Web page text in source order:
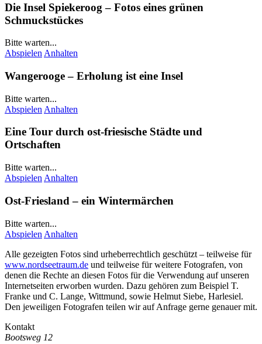
Die Insel Spiekeroog – Fotos eines grünen
Schmuckstückes
Bitte warten...
Abspielen Anhalten
Wangerooge– Erholung ist eine Insel
Bitte warten...
Abspielen Anhalten
Eine Tour durch ost-friesische Städte und
Ortschaften
Bitte warten...
Abspielen Anhalten
Ost-Friesland – ein Wintermärchen
Bitte warten...
Abspielen Anhalten
Alle gezeigten Fotos sind urheberrechtlich geschützt – teilweise für
www.nordseetraum.de und teilweise für weitere Fotografen, von
denen die Rechte an diesen Fotos für die Verwendung auf unseren
Internetseiten erworben wurden. Dazu gehören zum Beispiel T.
Franke und C. Lange, Wittmund, sowie Helmut Siebe, Harlesiel.
Den jeweiligen Fotografen teilen wir auf Anfrage gerne genauer mit.
Kontakt
Bootsweg 12